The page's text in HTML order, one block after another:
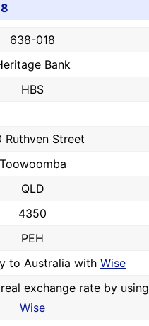
638-018
Bank
HBS
Ruthven Street
Toowoomba
QLD
4350
PEH
to Australia with Wise
exchange rate by using
Wise